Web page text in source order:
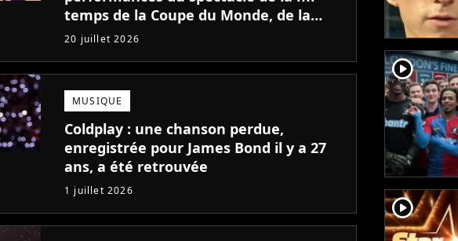
temps de la Coupe du Monde, de la
pire à la meilleure
20 juillet 2026
MUSIQUE
Coldplay : une chanson perdue,
enregistrée pour James Bond il y a 27
ans, a été retrouvée
1 juillet 2026
player2
player2